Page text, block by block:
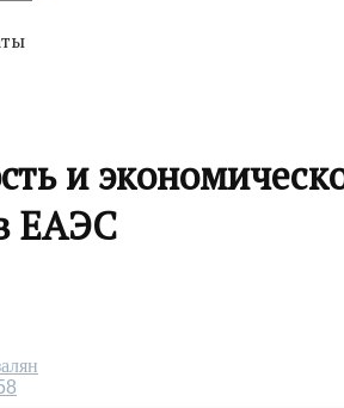
и
ЕАЭС